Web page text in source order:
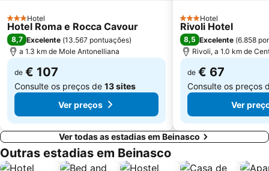
3 Estrelas
Hotel
Hotel Roma e Rocca Cavour
8,7 Excelente (13.567 pontuações)
a 1.3 km de Mole Antonelliana
de € 107
Consulte os preços de 13 sites
Ver preços
3 Estrelas
Hotel
Rivoli Hotel
8,5 Excelente (6.858
Rivoli, a 1.0 km de
de € 67
Consulte os preços
Ver
Ver todas as estadias em Beinasco
Outras estadias em Beinasco